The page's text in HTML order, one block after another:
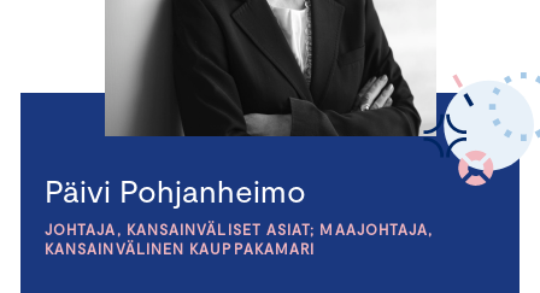
Päivi Pohjanheimo
JOHTAJA, KANSAINVÄLISET ASIAT; MAAJOHTAJA,
KANSAINVÄLINEN KAUPPAKAMARI